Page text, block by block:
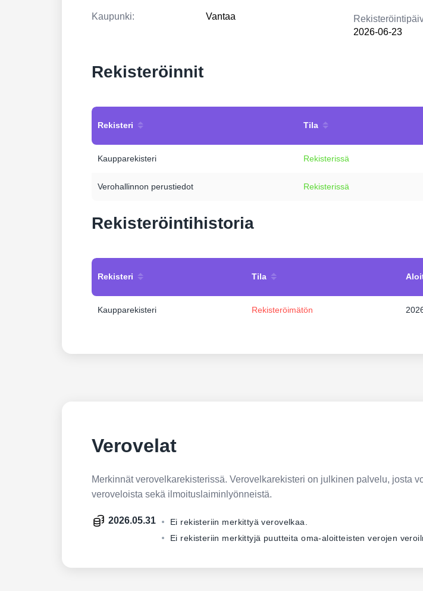
Kaupunki: Vantaa
2026-06-23
Rekisteröinnit
Rekisteri Tila
Kaupparekisteri Rekisterissä
Verohallinnon perustiedot Rekisterissä
Rekisteröintihistoria
Rekisteri Tila
Kaupparekisteri Rekisteröimätön
Verovelat
Merkinnät verovelkarekisterissä. Verovelkarekisteri on julkinen palvelu, josta
veroveloista sekä ilmoituslaiminlyönneistä.
2026.05.31
Ei rekisteriin merkittyä verovelkaa.
Ei rekisteriin merkittyjä puutteita oma-aloitteisten verojen